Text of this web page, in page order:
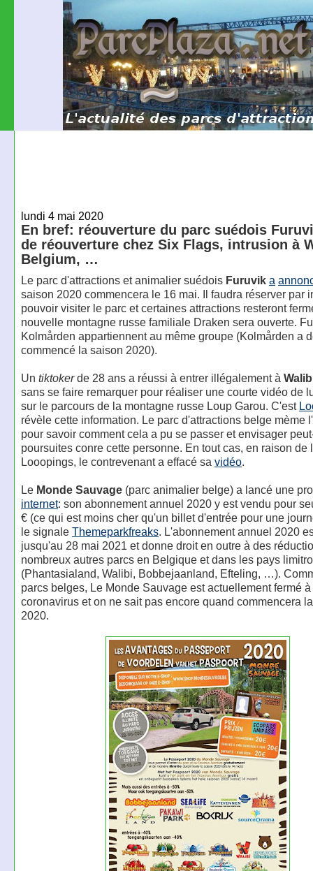
lundi 4 mai 2020
En bref: réouverture du parc suédois
de réouverture chez Six Flags, intrusion à
Belgium, …
Le parc d'attractions et animalier suédois Furuvik a
saison 2020 commencera le 16 mai. Il faudra réserver par
pouvoir visiter le parc et certaines attractions resteront
nouvelle montagne russe familiale Draken sera ouverte.
Kolmården appartiennent au même groupe (Kolmården a
commencé la saison 2020).
Un tiktokerde 28 ans a réussi à entrer illégalement à
sans se faire remarquer pour réaliser une courte vidéo de
sur le parcours de la montagne russe Loup Garou. C'est
révèle cette information. Le parc d'attractions belge mème
pour savoir comment cela a pu se passer et envisager
poursuites conre cette personne. En tout cas, en raison de
Looopings, le contrevenant a effacé sa vidéo.
Le Monde Sauvage(parc animalier belge) a lancé une
internet: son abonnement annuel 2020 y est vendu pour
€ (ce qui est moins cher qu'un billet d'entrée pour une
le signale Themeparkfreaks. L'abonnement annuel 2020
jusqu'au 28 mai 2021 et donne droit en outre à des
nombreux autres parcs en Belgique et dans les pays
(Phantasialand, Walibi, Bobbejaanland, Efteling, …).
parcs belges, Le Monde Sauvage est actuellement fermé
coronavirus et on ne sait pas encore quand commencera
2020.